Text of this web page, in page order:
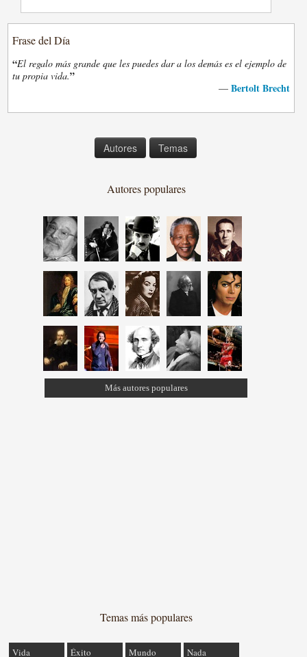
Frase del Día
“El regalo más grande que les puedes dar a los demás es el ejemplo de
tu propia vida.”
— Bertolt Brecht
Autores Temas
Autores populares
Más autores populares
Temas más populares
Vida Éxito Mundo Nada